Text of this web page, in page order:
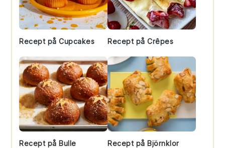
Recept på Cupcakes Recept på Crêpes
Recept på Bulle Recept på Björnklor